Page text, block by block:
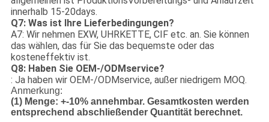
innerhalb 15-20days.
Q7: Was ist Ihre Lieferbedingungen?
A7: Wir nehmen EXW, UHRKETTE, CIF etc. an. Sie können
das wählen, das für Sie das bequemste oder das
kosteneffektiv ist.
Q8: Haben Sie OEM-/ODMservice?
: Ja haben wir OEM-/ODMservice, außer niedrigem MOQ.
Anmerkung:
(1) Menge: +-10% annehmbar. Gesamtkosten werden
entsprechend abschließender Quantität berechnet.